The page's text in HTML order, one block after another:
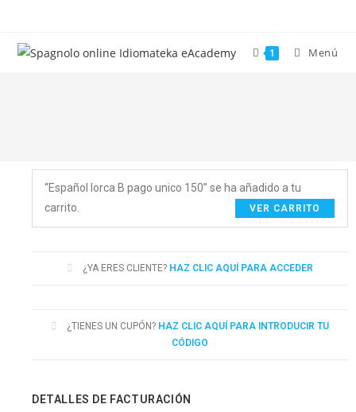
1 Menú
“Español lorca B pago unico 150” se ha añadido a tu
carrito.
VER CARRITO
¿YA ERES CLIENTE? HAZ CLIC AQUÍ PARA ACCEDER
¿TIENES UN CUPÓN? HAZ CLIC AQUÍ PARA INTRODUCIR TU
CÓDIGO
DETALLES DE FACTURACIÓN